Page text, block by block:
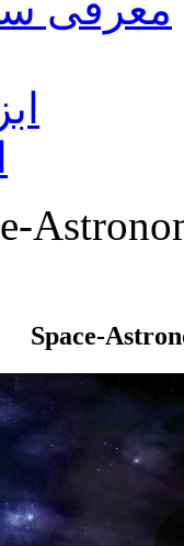
Space-